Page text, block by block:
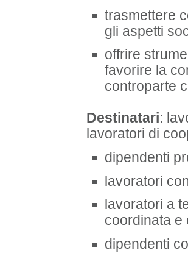
trasmettere
gli aspetti
offrire
favorire la
controparte
Destinatari:
lavoratori di
dipendenti
lavoratori
lavoratori a
coordinata e
dipendenti